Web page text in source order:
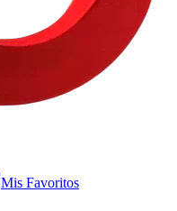
Mis Favoritos